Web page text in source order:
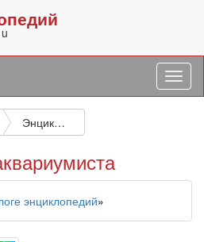
Энциклопедия аквариумиста
энциклопедий»